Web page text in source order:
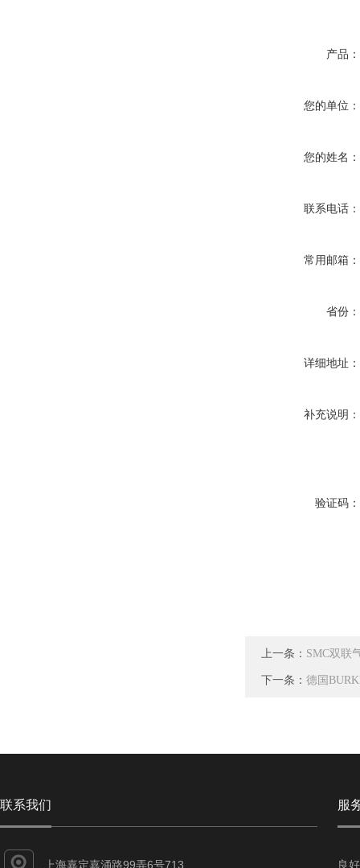
产品：
您的单位：
您的姓名：
联系电话：
常用邮箱：
省份：
详细地址：
补充说明：
验证码：
上一条： SMC双联
下一条： 德国
联系我们
上海嘉定嘉涌路99弄6号713
服
良